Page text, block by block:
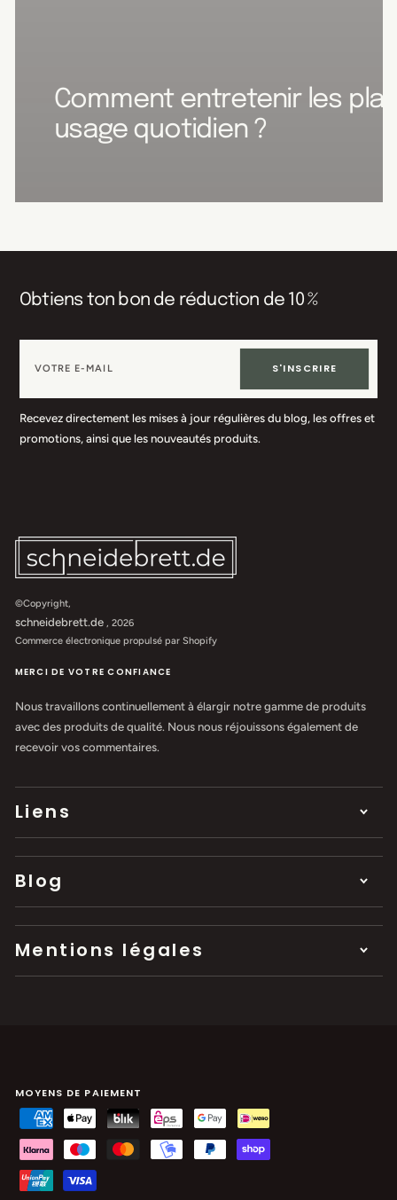
Comment entretenir les
usage quotidien ?
Obtiens ton bon de réduction de 10 %
S'INSCRIRE
Recevez directement les mises à jour régulières du blog, les offres et
promotions, ainsi que les nouveautés produits.
©Copyright,
schneidebrett.de, 2026
Commerce électronique propulsé par Shopify
MERCI DE VOTRE CONFIANCE
Nous travaillons continuellement à élargir notre gamme de produits
avec des produits de qualité. Nous nous réjouissons également de
recevoir vos commentaires.
Liens
Blog
Mentions légales
MOYENS DE PAIEMENT